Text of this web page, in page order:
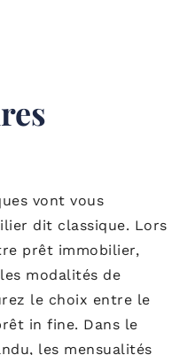
vont vous
dit classique. Lors
prêt immobilier,
modalités de
le choix entre le
in fine. Dans le
les mensualités